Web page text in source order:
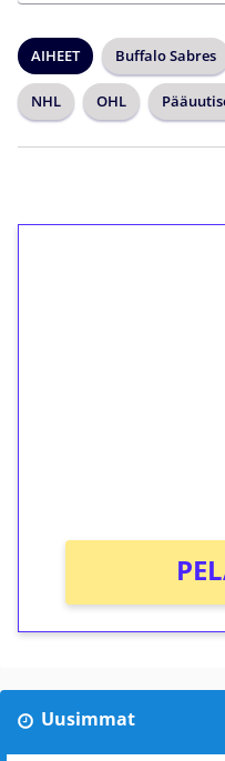
AIHEET Buffalo Sabres
NHL OHL
Uusimmat